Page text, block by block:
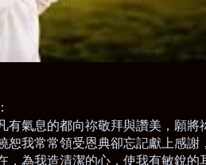
有氣息的都向祢敬拜與讚美，願將
恕我常常領受恩典卻忘記獻上感謝
，為我造清潔的心，使我有敏銳的